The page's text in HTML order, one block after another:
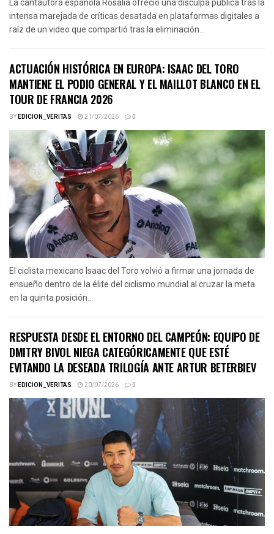
La cantautora española Rosalía ofreció una disculpa pública tras la
intensa marejada de críticas desatada en plataformas digitales a
raíz de un video que compartió tras la eliminación...
ACTUACIÓN HISTÓRICA EN EUROPA: ISAAC DEL TORO
MANTIENE EL PODIO GENERAL Y EL MAILLOT BLANCO EN EL
TOUR DE FRANCIA 2026
BYEDICION_VERITAS 21/07/2026 0
El ciclista mexicano Isaac del Toro volvió a firmar una jornada de
ensueño dentro de la élite del ciclismo mundial al cruzar la meta
en la quinta posición...
RESPUESTA DESDE EL ENTORNO DEL CAMPEÓN: EQUIPO DE
DMITRY BIVOL NIEGA CATEGÓRICAMENTE QUE ESTÉ
EVITANDO LA DESEADA TRILOGÍA ANTE ARTUR BETERBIEV
BYEDICION_VERITAS 20/07/2026 0